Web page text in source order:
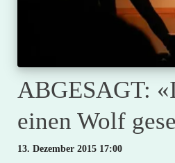
ABGESAGT:
einen Wolf
13. Dezember 2015 17:00